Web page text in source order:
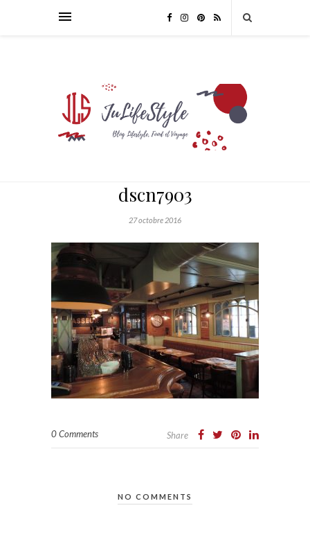
dscn7903
27 octobre 2016
0 Comments Share
NO COMMENTS